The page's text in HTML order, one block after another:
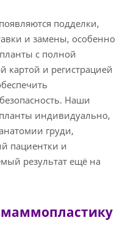
подделки,
и замены, особенно
с полной
картой и регистрацией
Наши
индивидуально,
груди,
пациентки и
результат ещё на